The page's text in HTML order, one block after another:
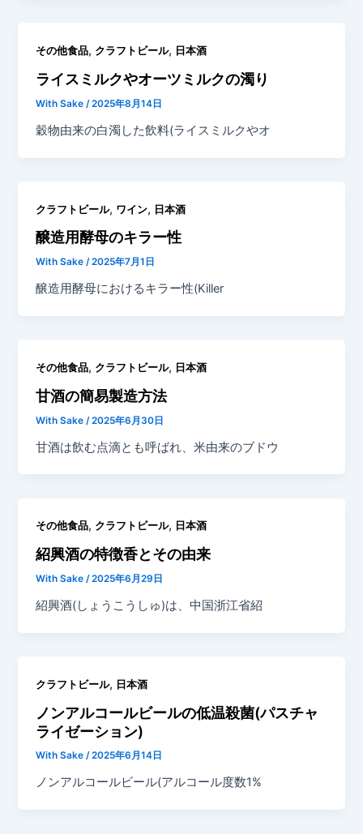
その他食品, クラフトビール, 日本酒
ライスミルクやオーツミルクの濁り
With Sake/2025年8月14日
穀物由来の白濁した飲料(ライスミルクやオ
クラフトビール, ワイン, 日本酒
醸造用酵母のキラー性
With Sake/2025年7月1日
醸造用酵母におけるキラー性(Killer
その他食品, クラフトビール, 日本酒
甘酒の簡易製造方法
With Sake /2025年6月30日
甘酒は飲む点滴とも呼ばれ、米由来のブドウ
その他食品, クラフトビール, 日本酒
紹興酒の特徴香とその由来
With Sake/2025年6月29日
紹興酒(しょうこうしゅ)は、中国浙江省紹
クラフトビール, 日本酒
ノンアルコールビールの低温殺菌(パスチャ
ライゼーション)
With Sake/2025年6月14日
ノンアルコールビール(アルコール度数1%